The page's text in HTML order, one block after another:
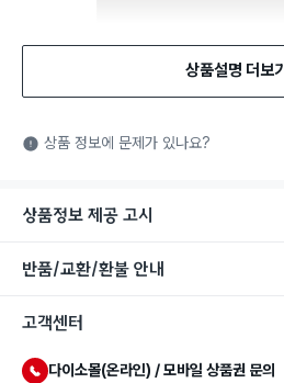
상품설명 더보기
상품 정보에 문제가 있나요?
상품정보 제공 고시
반품/교환/환불 안내
고객센터
다이소몰(온라인) / 모바일 상품권 문의